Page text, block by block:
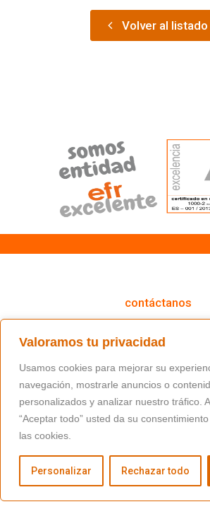
Valoramos tu privacidad
Usamos cookies para mejorar su
navegación, mostrarle anuncios o
personalizados y analizar nuestro tráfico.
“Aceptar todo” usted da su
las cookies.
Personalizar Rechazar todo
Volver al listado
contáctanos
(+34) 91 766 98 56 /
síguenos en nuestras